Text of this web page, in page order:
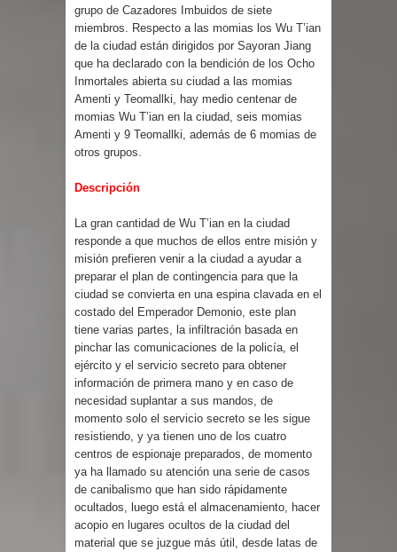
grupo de Cazadores Imbuidos de siete
miembros. Respecto a las momias los Wu T’ian
de la ciudad están dirigidos por Sayoran Jiang
que ha declarado con la bendición de los Ocho
Inmortales abierta su ciudad a las momias
Amenti y Teomallki, hay medio centenar de
momias Wu T’ian en la ciudad, seis momias
Amenti y 9 Teomallki, además de 6 momias de
otros grupos.
Descripción
La gran cantidad de Wu T’ian en la ciudad
responde a que muchos de ellos entre misión y
misión prefieren venir a la ciudad a ayudar a
preparar el plan de contingencia para que la
ciudad se convierta en una espina clavada en el
costado del Emperador Demonio, este plan
tiene varias partes, la infiltración basada en
pinchar las comunicaciones de la policía, el
ejército y el servicio secreto para obtener
información de primera mano y en caso de
necesidad suplantar a sus mandos, de
momento solo el servicio secreto se les sigue
resistiendo, y ya tienen uno de los cuatro
centros de espionaje preparados, de momento
ya ha llamado su atención una serie de casos
de canibalismo que han sido rápidamente
ocultados, luego está el almacenamiento, hacer
acopio en lugares ocultos de la ciudad del
material que se juzgue más útil, desde latas de